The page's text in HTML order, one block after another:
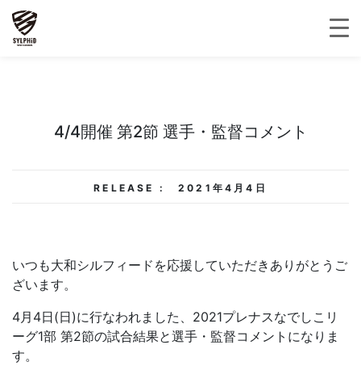
4/4開催 第2節 選手・監督コメント
RELEASE : 2021年4月4日
いつも大和シルフィードを応援していただきありがとうご
ざいます。
4月4日(日)に行なわれました、2021プレナスなでしこリ
ーグ1部 第2節の試合結果と選手・監督コメントになりま
す。